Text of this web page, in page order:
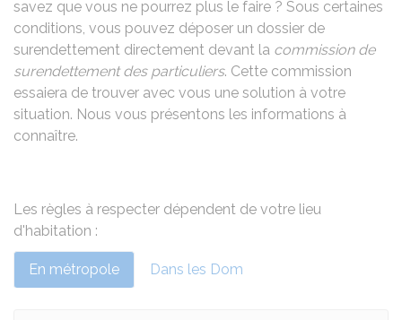
savez que vous ne pourrez plus le faire ? Sous certaines
conditions, vous pouvez déposer un dossier de
surendettement directement devant la commission de
surendettement des particuliers. Cette commission
essaiera de trouver avec vous une solution à votre
situation. Nous vous présentons les informations à
connaître.
Les règles à respecter dépendent de votre lieu
d'habitation :
En métropole Dans les Dom